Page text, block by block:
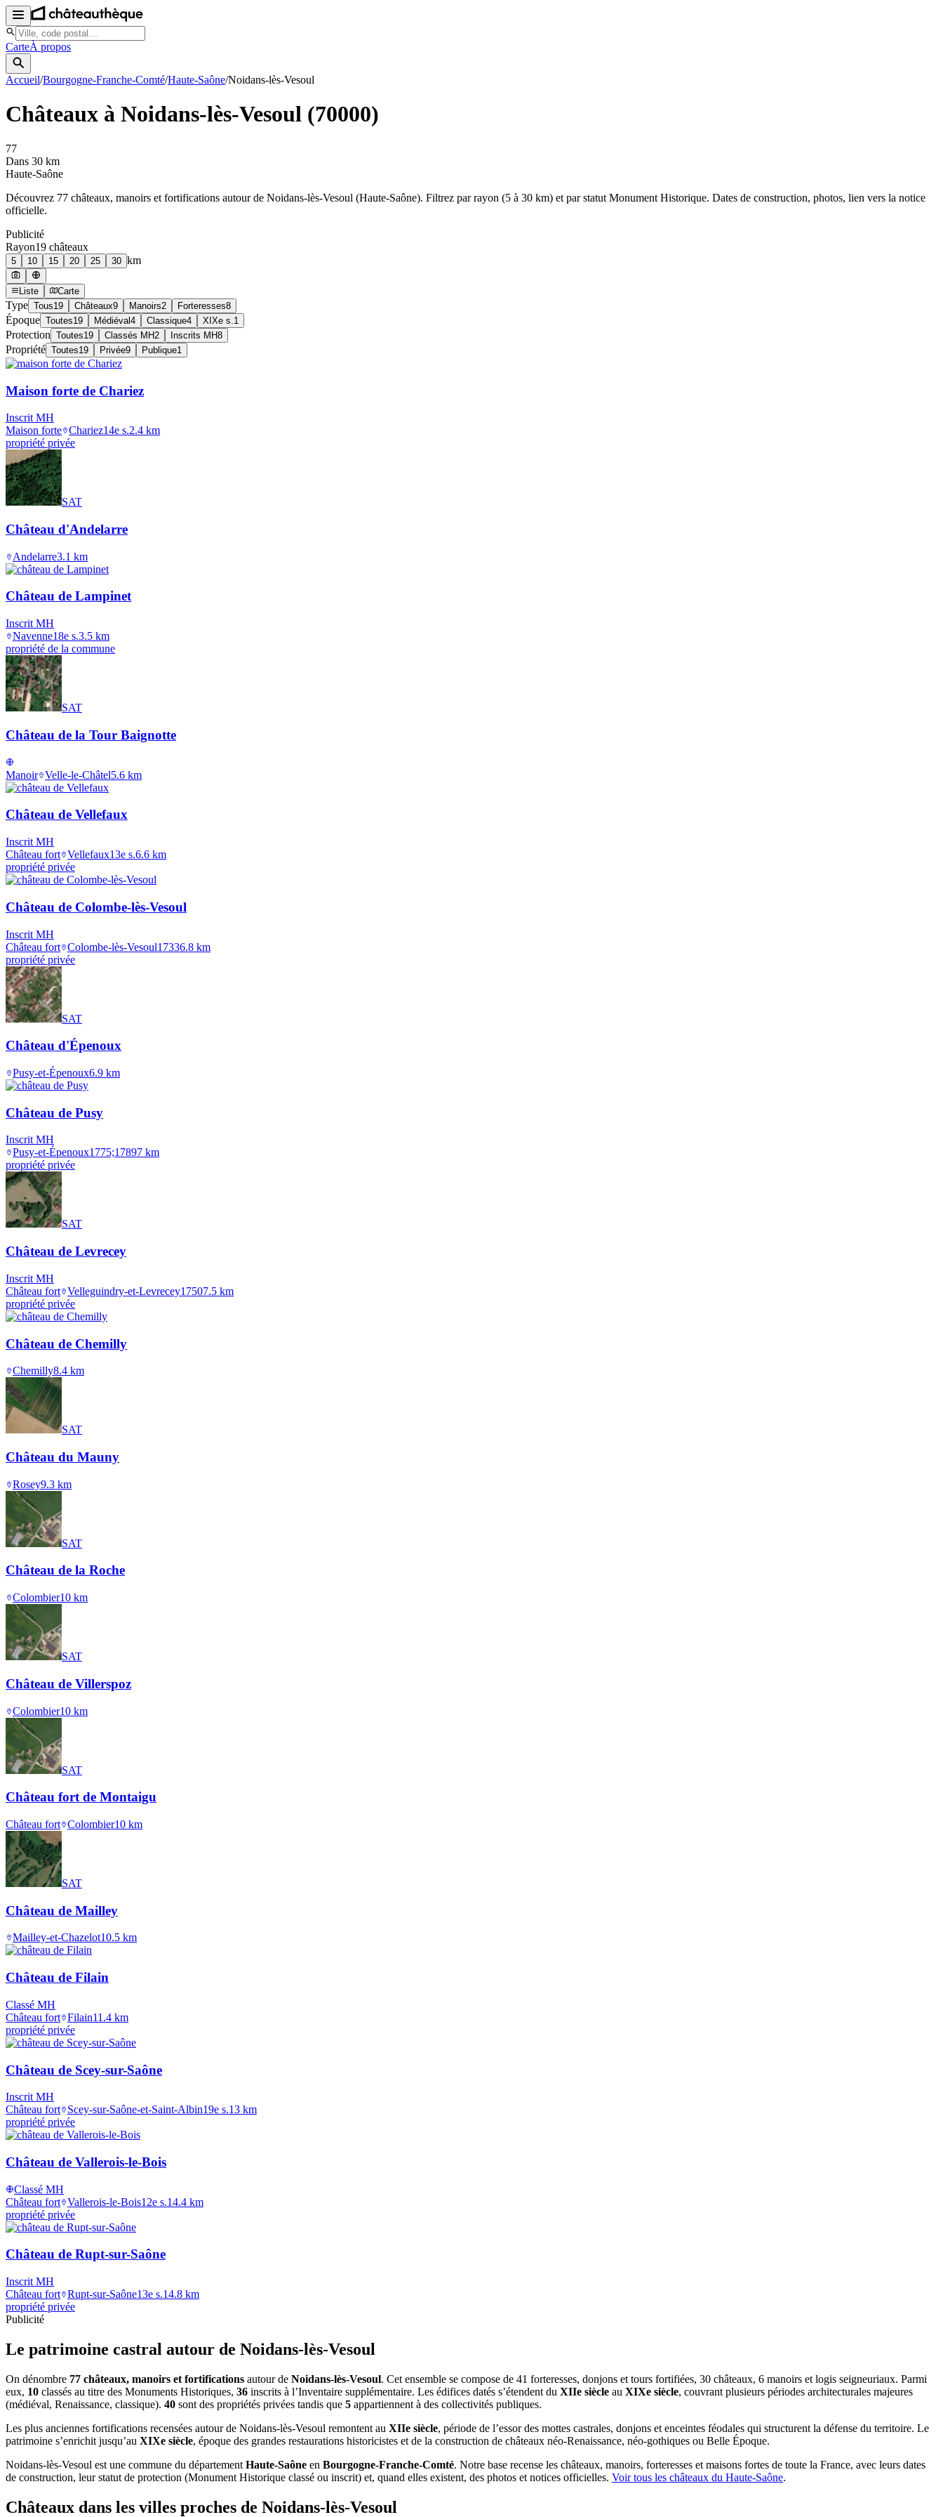
CarteÀ propos
Accueil/Bourgogne-Franche-Comté/Haute-Saône/Noidans-lès-Vesoul
Châteaux à Noidans-lès-Vesoul (70000)
77
Dans 30 km
Haute-Saône
Découvrez 77 châteaux, manoirs et fortifications autour de Noidans-lès-Vesoul (Haute-Saône). Filtrez par rayon (5 à 30 km) et par statut Monument Historique. Dates de construction, photos, lien vers la notice
officielle.
Publicité
Rayon19 châteaux
5 10 15 20 25 30 km
Liste Carte
Type Tous19 Châteaux9 Manoirs2 Forteresses8
Époque Toutes19 Médiéval 4 Classique4 XIXe s. 1
Protection Toutes19 Classés MH2 Inscrits MH8
Propriété Toutes19 Privée9 Publique1
Maison forte de Chariez
Inscrit MH
Maison forte Chariez14e s.2.4 km
propriété privée
SAT
Château d'Andelarre
Andelarre3.1 km
Château de Lampinet
Inscrit MH
Navenne18e s.3.5 km
propriété de la commune
SAT
Château de la Tour Baignotte
Manoir Velle-le-Châtel5.6 km
Château de Vellefaux
Inscrit MH
Château fort Vellefaux13e s.6.6 km
propriété privée
Château de Colombe-lès-Vesoul
Inscrit MH
Château fort Colombe-lès-Vesoul17336.8 km
propriété privée
SAT
Château d'Épenoux
Pusy-et-Épenoux6.9 km
Château de Pusy
Inscrit MH
Pusy-et-Épenoux1775;17897 km
propriété privée
SAT
Château de Levrecey
Inscrit MH
Château fort Velleguindry-et-Levrecey17507.5 km
propriété privée
Château de Chemilly
Chemilly8.4 km
SAT
Château du Mauny
Rosey9.3 km
SAT
Château de la Roche
Colombier10 km
SAT
Château de Villerspoz
Colombier10 km
SAT
Château fort de Montaigu
Château fort Colombier10 km
SAT
Château de Mailley
Mailley-et-Chazelot10.5 km
Château de Filain
Classé MH
Château fort Filain11.4 km
propriété privée
Château de Scey-sur-Saône
Inscrit MH
Château fort
Scey-sur-Saône-et-Saint-Albin19e s.13 km
propriété privée
Château de Vallerois-le-Bois
Classé MH
Château fort Vallerois-le-Bois12e s.14.4 km
propriété privée
Château de Rupt-sur-Saône
Inscrit MH
Château fort Rupt-sur-Saône13e s.14.8 km
propriété privée
Publicité
Le patrimoine castral autour de Noidans-lès-Vesoul
On dénombre 77 châteaux, manoirs et fortifications autour de Noidans-lès-Vesoul. Cet ensemble se compose de 41 forteresses, donjons et tours fortifiées, 30 châteaux, 6 manoirs et logis seigneuriaux. Parmi
eux, 10 classés au titre des Monuments Historiques, 36 inscrits à l’Inventaire supplémentaire. Les édifices datés s’étendent du XIIe siècle au XIXe siècle, couvrant plusieurs périodes architecturales majeures
(médiéval, Renaissance, classique). 40 sont des propriétés privées tandis que 5 appartiennent à des collectivités publiques.
Les plus anciennes fortifications recensées autour de Noidans-lès-Vesoul remontent au XIIe siècle, période de l’essor des mottes castrales, donjons et enceintes féodales qui structurent la défense du territoire. Le
patrimoine s’enrichit jusqu’au XIXe siècle, époque des grandes restaurations historicistes et de la construction de châteaux néo-Renaissance, néo-gothiques ou Belle Époque.
Noidans-lès-Vesoul est une commune du département Haute-Saône en Bourgogne-Franche-Comté. Notre base recense les châteaux, manoirs, forteresses et maisons fortes de toute la France, avec leurs dates
de construction, leur statut de protection (Monument Historique classé ou inscrit) et, quand elles existent, des photos et notices officielles. Voir tous les châteaux du Haute-Saône.
Châteaux dans les villes proches de Noidans-lès-Vesoul